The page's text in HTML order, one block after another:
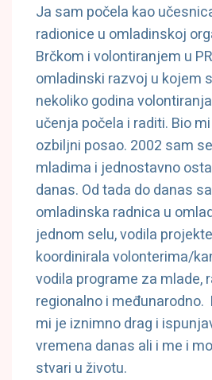
Ja sam počela kao
radionice u omladinskoj
Brčkom i volontiranjem u
omladinski razvoj u kojem
nekoliko godina
učenja počela i raditi. Bio
ozbiljni posao. 2002 sam
mladima i jednostavno
danas. Od tada do danas
omladinska radnica u
jednom selu, vodila
koordinirala volonterima/
vodila programe za mlade,
regionalno i međunarodno.
mi je iznimno drag i
vremena danas ali i me i
stvari u životu.